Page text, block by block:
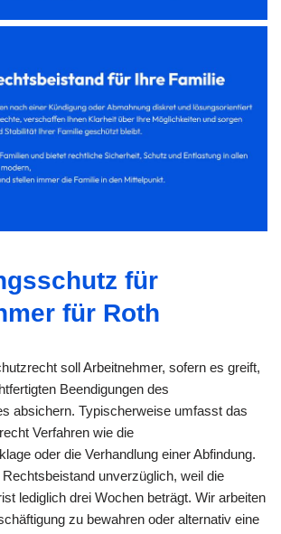
für
für Roth
soll Arbeitnehmer, sofern es greift,
Beendigungen des
absichern. Typischerweise umfasst das
Verfahren wie die
oder die Verhandlung einer Abfindung.
unverzüglich, weil die
lediglich drei Wochen beträgt. Wir arbeiten
zu bewahren oder alternativ eine